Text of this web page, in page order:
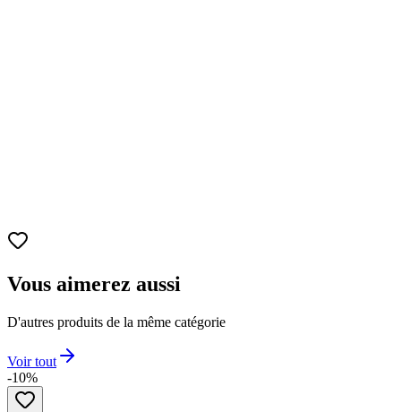
Vous aimerez aussi
D'autres produits de la même catégorie
Voir tout
-10%